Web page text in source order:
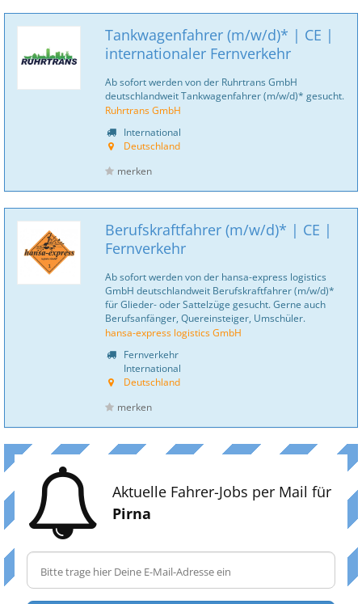
Tankwagenfahrer (m/w/d)* | CE |
internationaler Fernverkehr
Ab sofort werden von der Ruhrtrans GmbH
deutschlandweit Tankwagenfahrer (m/w/d)* gesucht.
Ruhrtrans GmbH
International
Deutschland
merken
Berufskraftfahrer (m/w/d)* | CE |
Fernverkehr
Ab sofort werden von der hansa-express logistics
GmbH deutschlandweit Berufskraftfahrer (m/w/d)*
für Glieder- oder Sattelzüge gesucht. Gerne auch
Berufsanfänger, Quereinsteiger, Umschüler.
hansa-express logistics GmbH
Fernverkehr
International
Deutschland
merken
Aktuelle Fahrer-Jobs per Mail für
Pirna